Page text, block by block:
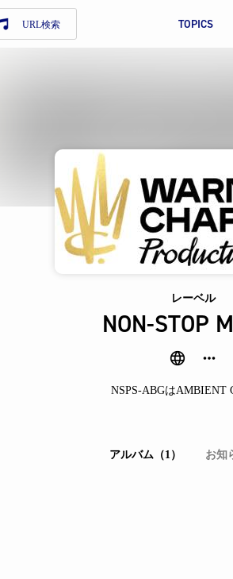
URL検索 TOPICS
レーベル
NON-STOP
NSPS-ABGはAMBIENT
アルバム（1） お知